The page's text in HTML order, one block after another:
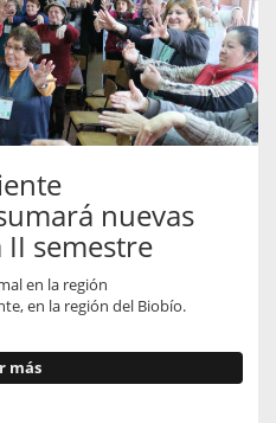
nuevas
semestre
en la región
en la región del Biobío.
más